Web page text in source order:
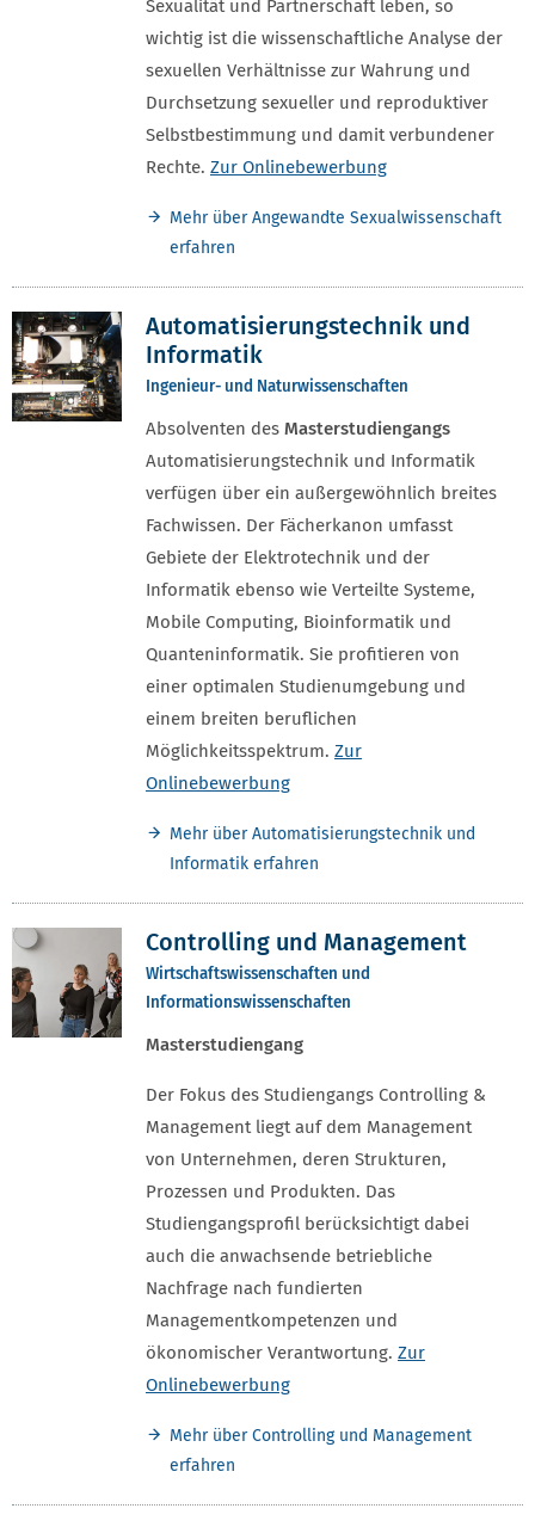
Sexualität und Partnerschaft leben, so
wichtig ist die wissenschaftliche Analyse der
sexuellen Verhältnisse zur Wahrung und
Durchsetzung sexueller und reproduktiver
Selbstbestimmung und damit verbundener
Rechte. Zur Onlinebewerbung
Mehr über Angewandte Sexualwissenschaft
erfahren
Automatisierungstechnik und
Informatik
Ingenieur- und Naturwissenschaften
Absolventen des Masterstudiengangs
Automatisierungstechnik und Informatik
verfügen über ein außergewöhnlich breites
Fachwissen. Der Fächerkanon umfasst
Gebiete der Elektrotechnik und der
Informatik ebenso wie Verteilte Systeme,
Mobile Computing, Bioinformatik und
Quanteninformatik. Sie profitieren von
einer optimalen Studienumgebung und
einem breiten beruflichen
Möglichkeitsspektrum. Zur
Onlinebewerbung
Mehr über Automatisierungstechnik und
Informatik erfahren
Controlling und Management
Wirtschaftswissenschaften und
Informationswissenschaften
Masterstudiengang
Der Fokus des Studiengangs Controlling &
Management liegt auf dem Management
von Unternehmen, deren Strukturen,
Prozessen und Produkten. Das
Studiengangsprofil berücksichtigt dabei
auch die anwachsende betriebliche
Nachfrage nach fundierten
Managementkompetenzen und
ökonomischer Verantwortung. Zur
Onlinebewerbung
Mehr über Controlling und Management
erfahren